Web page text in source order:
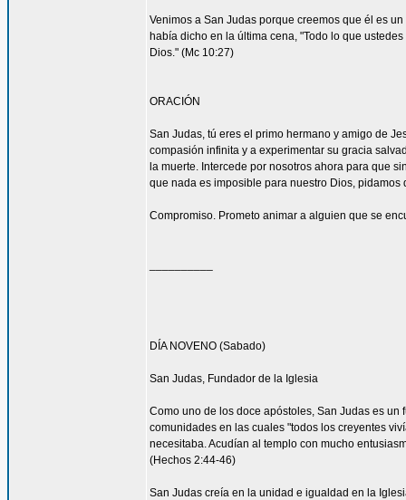
Venimos a San Judas porque creemos que él es
había dicho en la última cena, "Todo lo que
Dios." (Mc 10:27)
ORACIÓN
San Judas, tú eres el primo hermano y amigo de
compasión infinita y a experimentar su gracia
la muerte. Intercede por nosotros ahora para que
que nada es imposible para nuestro Dios,
Compromiso. Prometo animar a alguien que se
DÍA NOVENO (Sabado)
San Judas, Fundador de la Iglesia
Como uno de los doce apóstoles, San Judas es
comunidades en las cuales "todos los creyentes
necesitaba. Acudían al templo con mucho
(Hechos 2:44-46)
San Judas creía en la unidad e igualdad en la